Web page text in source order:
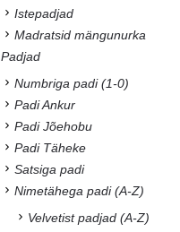
Istepadjad
Madratsid mängunurka
Padjad
Numbriga padi (1-0)
Padi Ankur
Padi Jõehobu
Padi Täheke
Satsiga padi
Nimetähega padi (A-Z)
Velvetist padjad (A-Z)